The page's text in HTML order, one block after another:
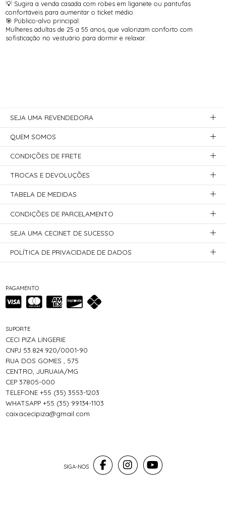
💡 Sugira a venda casada com robes em liganete ou pantufas
confortáveis para aumentar o ticket médio.
🎯 Público-alvo principal:
Mulheres adultas de 25 a 55 anos, que valorizam conforto com
sofisticação no vestuário para dormir e relaxar.
PAGAMENTO
SUPORTE
CECI PIZA LINGERIE
CNPJ 53.824.920/0001-90
RUA DOS GOMES , 575
CENTRO, JURUAIA/MG
CEP 37805-000
TELEFONE +55 (35) 3553-1203
WHATSAPP +55 (35) 99134-1103
caixacecipiza@gmail.com
SEJA UMA REVENDEDORA
QUEM SOMOS
CONDIÇÕES DE FRETE
TROCAS E DEVOLUÇÕES
TABELA DE MEDIDAS
CONDIÇÕES DE PARCELAMENTO
SEJA UMA CECINET DE SUCESSO
POLÍTICA DE PRIVACIDADE DE DADOS